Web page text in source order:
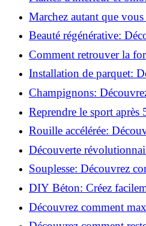
meilleures pour votre
Marchez autant que
pourquoi c'est bénéfique!
Beauté régénérative:
révolutionnaire de la
Comment retrouver la
de blessure: Techniques
Installation de parquet:
essentielles à respecter!
Champignons:
pouvoirs antioxydants!
Reprendre le sport après
meilleures méthodes!
Rouille accélérée:
la corrosion en déco
Découverte
régénération inouï !
Souplesse: Découvrez
votre performance
DIY Béton: Créez
tendance!
Découvrez comment
Astuces et secrets révélés!